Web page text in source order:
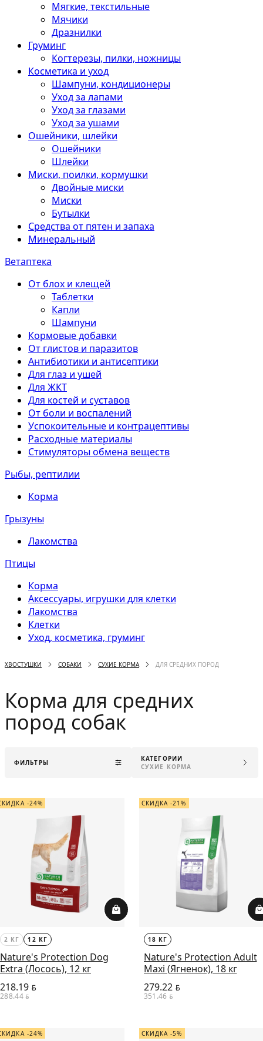
Мягкие, текстильные
Мячики
Дразнилки
Груминг
Когтерезы, пилки, ножницы
Косметика и уход
Шампуни, кондиционеры
Уход за лапами
Уход за глазами
Уход за ушами
Ошейники, шлейки
Ошейники
Шлейки
Миски, поилки, кормушки
Двойные миски
Миски
Бутылки
Средства от пятен и запаха
Минеральный
Ветаптека
От блох и клещей
Таблетки
Капли
Шампуни
Кормовые добавки
От глистов и паразитов
Антибиотики и антисептики
Для глаз и ушей
Для ЖКТ
Для костей и суставов
От боли и воспалений
Успокоительные и контрацептивы
Расходные материалы
Стимуляторы обмена веществ
Рыбы, рептилии
Корма
Грызуны
Лакомства
Птицы
Корма
Аксессуары, игрушки для клетки
Лакомства
Клетки
Уход, косметика, груминг
ХВОСТУШКИ СОБАКИ СУХИЕ КОРМА ДЛЯ СРЕДНИХ ПОРОД
Корма для средних
пород собак
ФИЛЬТРЫ
КАТЕГОРИИ
СУХИЕ КОРМА
-24%
2 КГ 12 КГ
Nature's Protection Dog
Extra (Лосось), 12 кг
218.19 BYN
288.44 BYN
СКИДКА -21%
18 КГ
Nature's Protection Adult
Maxi (Ягненок), 18 кг
279.22 BYN
351.46 BYN
-24% СКИДКА -5%